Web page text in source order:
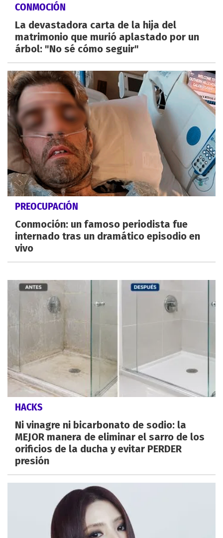
CONMOCIÓN
La devastadora carta de la hija del
matrimonio que murió aplastado por un
árbol: "No sé cómo seguir"
PREOCUPACIÓN
Conmoción: un famoso periodista fue
internado tras un dramático episodio en
vivo
HACKS
Ni vinagre ni bicarbonato de sodio: la
MEJOR manera de eliminar el sarro de los
orificios de la ducha y evitar PERDER
presión